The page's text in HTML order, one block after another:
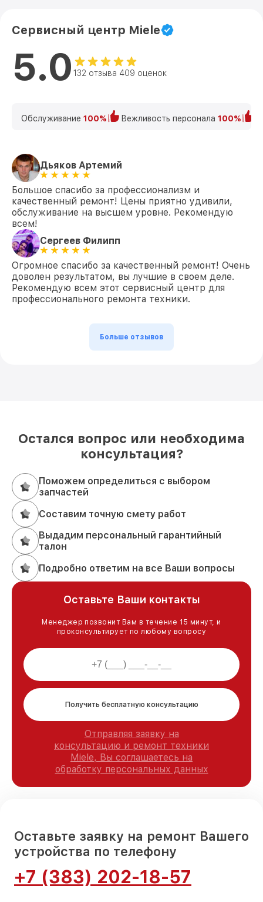
Удобная оплата— принимаем наличные,
Закажите ремонт техники Miele
прямо сейчас
ремонт прямо сейчас — наш курьер приедет
или приходите в сервисный центр по адресу ул.
Вокзальная магистраль, 16. Доверьте свою
технику профессионалам!
Сервисный центр Miele
5.0 132 отзыва 409 оценок
Обслуживание 100% Вежливость персонала 100%
Дьяков Артемий
Большое спасибо за профессионализм и
качественный ремонт! Цены приятно удивили,
обслуживание на высшем уровне. Рекомендую
всем!
Сергеев Филипп
Огромное спасибо за качественный ремонт! Очень
доволен результатом, вы лучшие в своем деле.
Рекомендую всем этот сервисный центр для
профессионального ремонта техники.
Больше отзывов
Остался вопрос или необходима
консультация?
Поможем определиться с выбором
запчастей
Составим точную смету работ
Выдадим персональный гарантийный
талон
Подробно ответим на все Ваши вопросы
Оставьте Ваши контакты
Менеджер позвонит Вам в течение 15 минут, и
проконсультирует по любому вопросу
Получить бесплатную консультацию
Отправляя заявку на
консультацию и ремонт техники
Miele, Вы соглашаетесь на
обработку персональных данных
Оставьте заявку на ремонт Вашего
устройства по телефону
+7 (383) 202-18-57